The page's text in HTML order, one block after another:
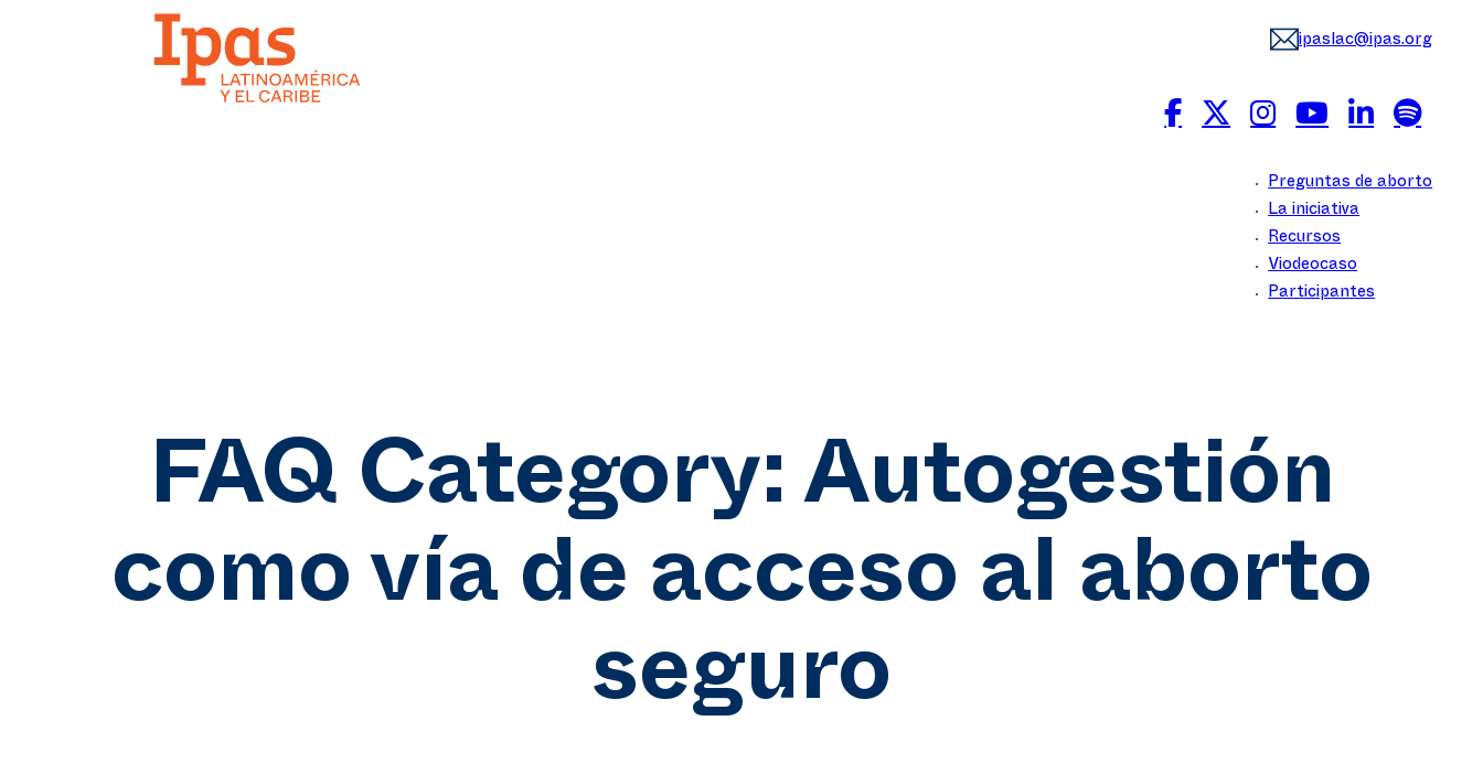
ipaslac@ipas.org
Preguntas de aborto
La iniciativa
Recursos
Viodeocaso
Participantes
FAQ Category: Autogestión
como vía de acceso al aborto
seguro